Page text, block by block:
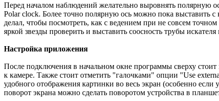
Перед началом наблюдений желательно выровнять полярную
Polar clock. Более точно полярную ось можно пока выставить
делал, чтобы посмотреть, как с ведением при не совсем
яркой звезды проверить и выставить соосность трубы
Настройка приложения
После подключения в начальном окне программы сверху
к камере. Также стоит отметить "галочками" опции "Use
удобного отображения картинки во весь экран (особенно
поворот экрана можно сделать поворотом устройства в